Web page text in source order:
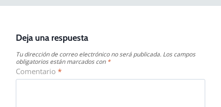
Deja una respuesta
Tu dirección de correo electrónico no será publicada. Los campos
obligatorios están marcados con *
Comentario *